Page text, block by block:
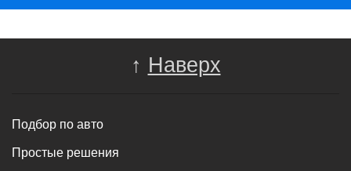
↑ Наверх
Подбор по авто
Простые решения